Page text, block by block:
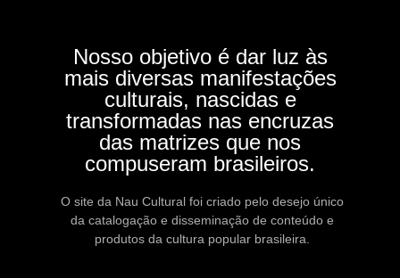
Nosso objetivo é dar luz às
mais diversas manifestações
culturais, nascidas e
transformadas nas encruzas
das matrizes que nos
compuseram brasileiros.
O site da Nau Cultural foi criado pelo desejo único
da catalogação e disseminação de conteúdo e
produtos da cultura popular brasileira.